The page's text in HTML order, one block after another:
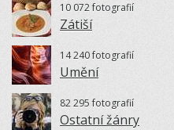
10 072 fotografií
Zátiší
14 240 fotografií
Umění
82 295 fotografií
Ostatní žánry